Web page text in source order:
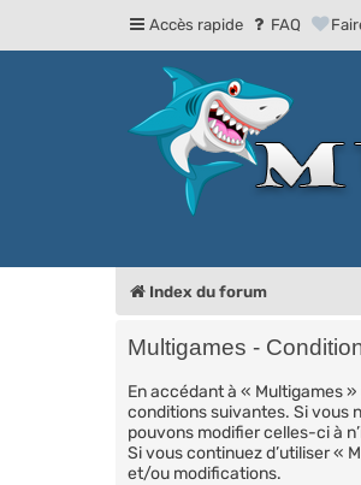
Accès rapide FAQ
Index du forum
Multigames -
En accédant à « Multigames
conditions suivantes. Si vous
pouvons modifier celles-ci à
Si vous continuez d’utiliser «
et/ou modifications.